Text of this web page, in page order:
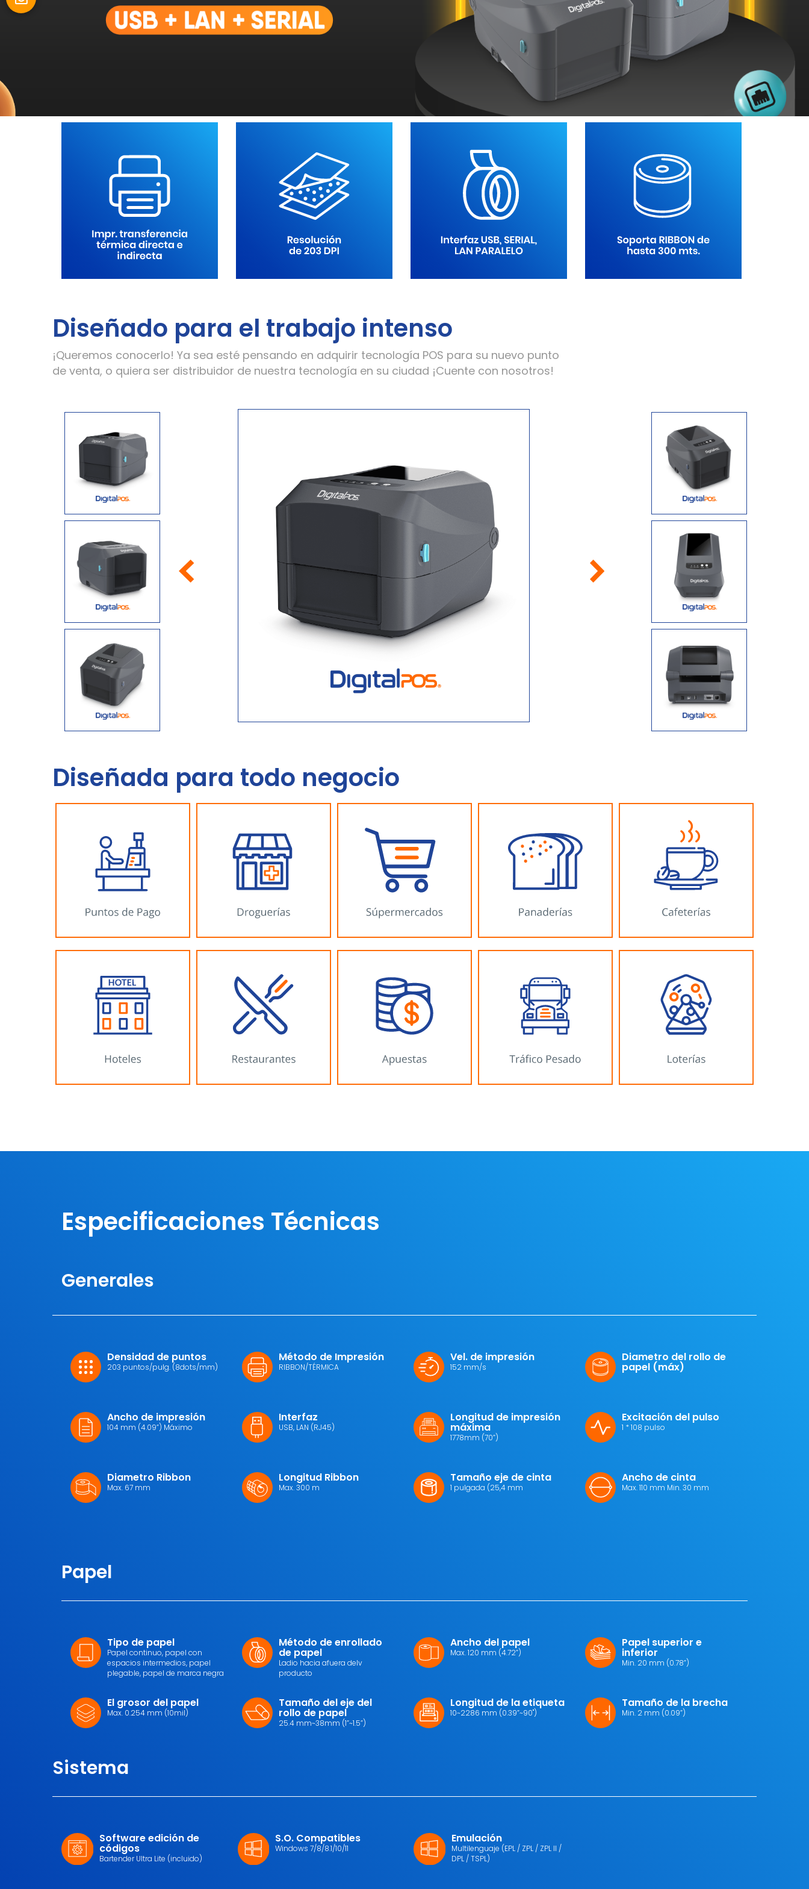
Diseñado para el trabajo intenso
¡Queremos conocerlo! Ya sea esté pensando en adquirir tecnología POS para su nuevo punto
de venta, o quiera ser distribuidor de nuestra tecnología en su ciudad ¡Cuente con nosotros!
Diseñada para todo negocio
Especificaciones Técnicas
Generales
Densidad de puntos
203 puntos/pulg. (8dots/mm)
Método de Impresión
RIBBON/TÉRMICA
Vel. de impresión
152 mm/s
Diametro del rollo de
papel (máx)
Ancho de impresión
104 mm (4.09”) Máximo
Interfaz
USB, LAN (RJ45)
Longitud de impresión
máxima
1778mm (70”)
Excitación del pulso
1 * 108 pulso
Diametro Ribbon
Max. 67 mm
Longitud Ribbon
Max. 300 m
Tamaño eje de cinta
1 pulgada (25,4 mm
Ancho de cinta
Max. 110 mm Min. 30 mm
Papel
Tipo de papel
Papel continuo, papel con
espacios intermedios, papel
plegable, papel de marca negra
Método de enrollado
de papel
Ladio hacia afuera delv
producto
Ancho del papel
Max. 120 mm (4.72”)
Papel superior e
inferior
Min. 20 mm (0.78”)
El grosor del papel
Max. 0.254 mm (10mil)
Tamaño del eje del
rollo de papel
25.4 mm~38mm (1”~1.5”)
Longitud de la etiqueta
10~2286 mm (0.39”~90")
Tamaño de la brecha
Min. 2 mm (0.09”)
Sistema
Software edición de
códigos
Bartender Ultra Lite (incluido)
S.O. Compatibles
Windows 7/8/8.1/10/11
Emulación
Multilenguaje (EPL / ZPL / ZPL II /
DPL / TSPL)